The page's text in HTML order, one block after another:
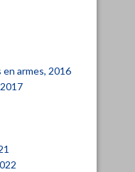
en armes, 2016